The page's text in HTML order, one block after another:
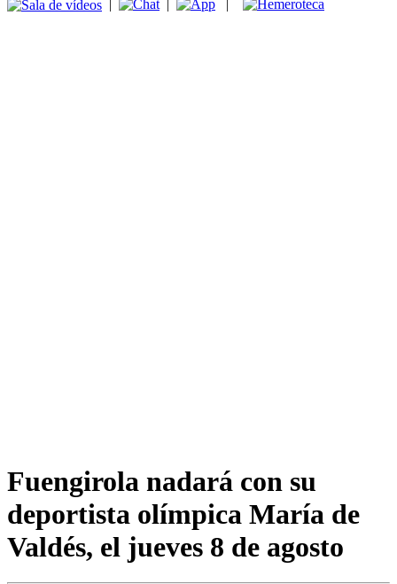
| | |
Fuengirola nadará con su
deportista olímpica María de
Valdés, el jueves 8 de agosto